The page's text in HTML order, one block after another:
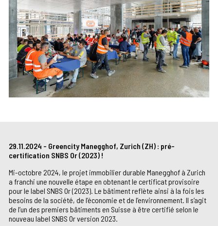
29.11.2024 - Greencity Manegghof, Zurich (ZH) : pré-
certification SNBS Or (2023) !
Mi-octobre 2024, le projet immobilier durable Manegghof à Zurich
a franchi une nouvelle étape en obtenant le certificat provisoire
pour le label SNBS Or (2023). Le bâtiment reflète ainsi à la fois les
besoins de la société, de l’économie et de l’environnement. Il s’agit
de l’un des premiers bâtiments en Suisse à être certifié selon le
nouveau label SNBS Or version 2023.